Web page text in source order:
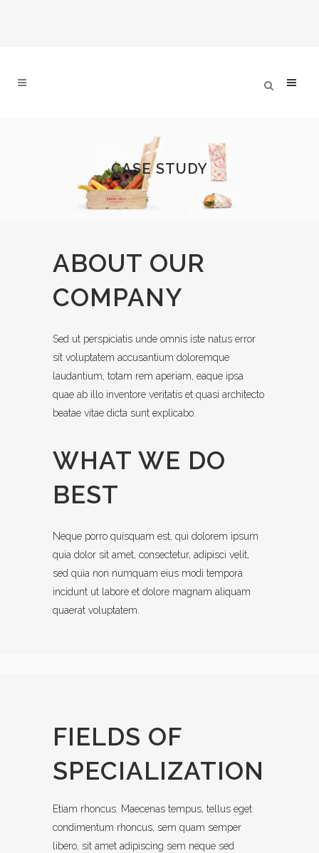
CASE STUDY
ABOUT OUR
COMPANY
Sed ut perspiciatis unde omnis iste natus error
sit voluptatem accusantium doloremque
laudantium, totam rem aperiam, eaque ipsa
quae ab illo inventore veritatis et quasi architecto
beatae vitae dicta sunt explicabo.
WHAT WE DO
BEST
Neque porro quisquam est, qui dolorem ipsum
quia dolor sit amet, consectetur, adipisci velit,
sed quia non numquam eius modi tempora
incidunt ut labore et dolore magnam aliquam
quaerat voluptatem.
FIELDS OF
SPECIALIZATION
Etiam rhoncus. Maecenas tempus, tellus eget
condimentum rhoncus, sem quam semper
libero, sit amet adipiscing sem neque sed